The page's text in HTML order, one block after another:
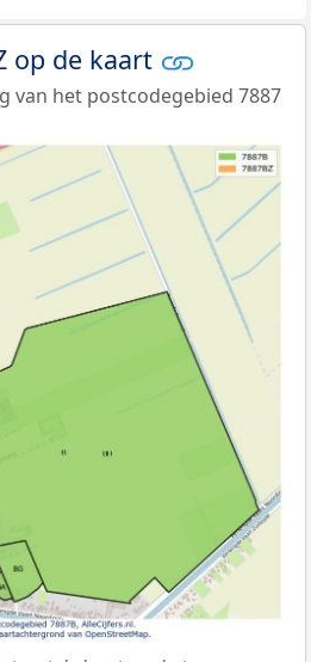
op de kaart
van het postcodegebied 7887